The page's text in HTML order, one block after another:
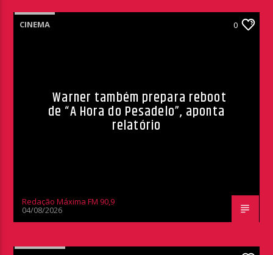
CINEMA 0
Warner também prepara reboot
de “A Hora do Pesadelo”, aponta
relatório
Redação Máxima FM 90,9
04/08/2026